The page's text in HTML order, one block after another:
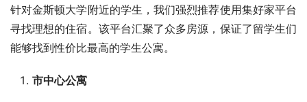
针对金斯顿大学附近的学生，我们强烈推荐使用集好家平台
寻找理想的住宿。该平台汇聚了众多房源，保证了留学生们
能够找到性价比最高的学生公寓。
市中心公寓